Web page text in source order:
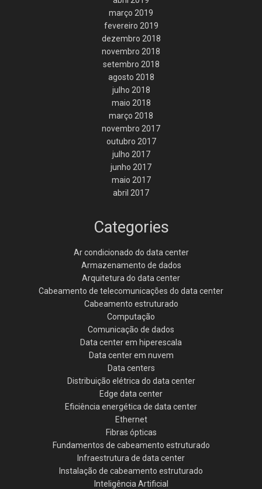
março 2019
fevereiro 2019
dezembro 2018
novembro 2018
setembro 2018
agosto 2018
julho 2018
maio 2018
março 2018
novembro 2017
outubro 2017
julho 2017
junho 2017
maio 2017
abril 2017
Categories
Ar condicionado do data center
Armazenamento de dados
Arquitetura do data center
Cabeamento de telecomunicações do data center
Cabeamento estruturado
Computação
Comunicação de dados
Data center em hiperescala
Data center em nuvem
Data centers
Distribuição elétrica do data center
Edge data center
Eficiência energética de data center
Ethernet
Fibras ópticas
Fundamentos de cabeamento estruturado
Infraestrutura de data center
Instalação de cabeamento estruturado
Inteligência Artificial